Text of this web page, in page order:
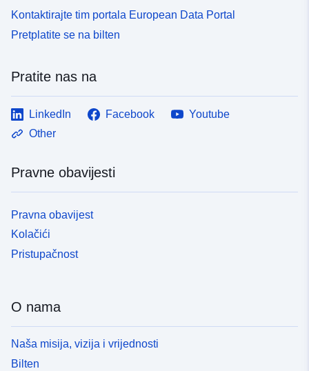
Kontaktirajte tim portala European Data Portal
Pretplatite se na bilten
Pratite nas na
LinkedIn Facebook
Youtube
Other
Pravne obavijesti
Pravna obavijest
Kolačići
Pristupačnost
O nama
Naša misija, vizija i vrijednosti
Bilten